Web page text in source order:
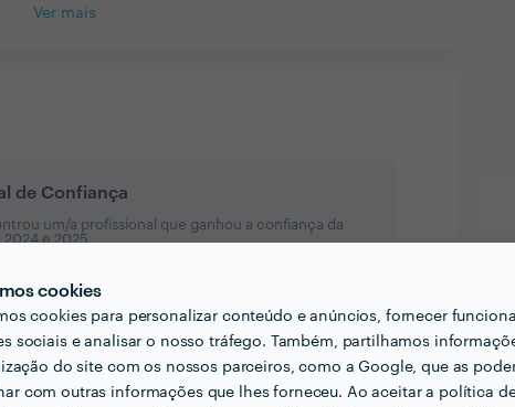
cookies
cookies para personalizar conteúdo e anúncios, fornecer
sociais e analisar o nosso tráfego. Também, partilhamos
do site com os nossos parceiros, como a Google, que as
com outras informações que lhes forneceu. Ao aceitar a política
Ver mais
de Confiança
um/a profissional que ganhou a confiança da
2024 e 2025